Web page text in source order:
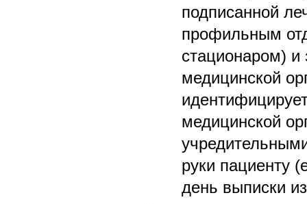
подписанной
профильным
стационаром) и
медицинской
медицинской
руки пациенту
день выписки